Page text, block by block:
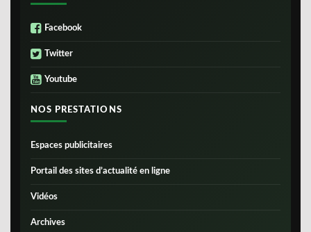
Facebook
Twitter
Youtube
NOS PRESTATIONS
Espaces publicitaires
Portail des sites d’actualité en ligne
Vidéos
Archives